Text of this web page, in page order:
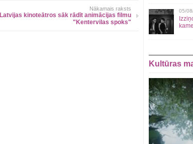
Nākamais raksts
Latvijas kinoteātros sāk rādīt animācijas filmu
"Kentervilas spoks"
05/
Kultūras